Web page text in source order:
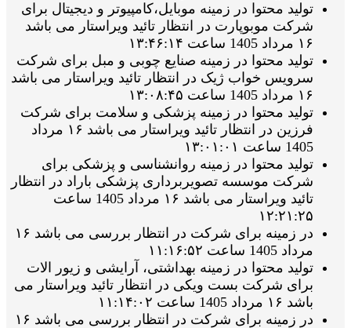
تولید محتوا در زمینه موبایل،کامپیوتر و دیجیتال برای
شرکت موبوپارت در انتظار تائید ویراستار می باشد
۱۶ مرداد 1405 ساعت ۱۳:۴۶:۱۴
تولید محتوا در زمینه صنایع چوبی و مبل برای شرکت
سرویس خواب ژیک در انتظار تائید ویراستار می باشد
۱۶ مرداد 1405 ساعت ۱۳:۰۸:۴۵
تولید محتوا در زمینه پزشکی و سلامت برای شرکت
فرزین در انتظار تائید ویراستار می باشد ۱۶ مرداد
1405 ساعت ۱۳:۰۱:۰۱
تولید محتوا در زمینه روانشناسی و پزشکی برای
شرکت موسسه تصویربرداری پزشکی باراد در انتظار
تائید ویراستار می باشد ۱۶ مرداد 1405 ساعت
۱۲:۲۱:۲۵
در زمینه برای شرکت در انتظار بررسی می باشد ۱۶
مرداد 1405 ساعت ۱۱:۱۶:۵۲
تولید محتوا در زمینه بهداشتی، آرایشی و زیور الات
برای شرکت بست ویکی در انتظار تائید ویراستار می
باشد ۱۶ مرداد 1405 ساعت ۱۱:۱۴:۰۲
در زمینه برای شرکت در انتظار بررسی می باشد ۱۶